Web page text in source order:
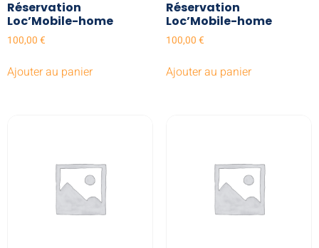
Réservation
Loc’Mobile-home
100,00 €
Ajouter au panier
Réservation
Loc’Mobile-home
100,00 €
Ajouter au panier